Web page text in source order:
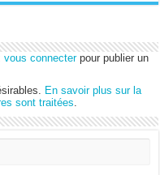
vous connecterpour publier un
En savoir plus sur la
sont traitées